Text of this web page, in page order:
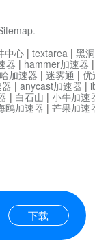
.
下载
中心 | textarea | 黑
器 | hammer加速器
加速器 | 迷雾通 | 优
| anycast加速器 |
| 白石山 | 小牛加速
鸥加速器 | 芒果加速